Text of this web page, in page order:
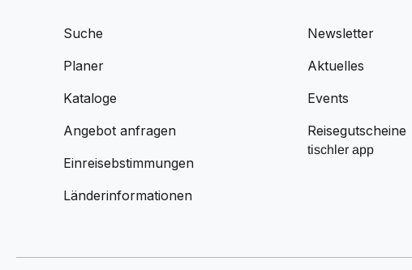
Suche
Planer
Kataloge
Angebot anfragen
Einreisebstimmungen
Länderinformationen
Newsletter
Aktuelles
Events
Reisegutscheine
tischler app